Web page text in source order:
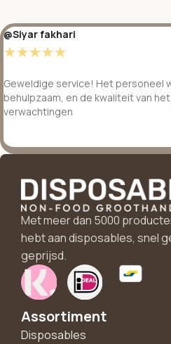
@Siyar fakhari
☆☆☆☆☆
Geweldige service! Het personeel
behulpzaam, en de kwaliteit van
verwachtingen
Met meer dan 5000
hebt aan disposables, snel
geprijsd.
Assortiment
Disposables